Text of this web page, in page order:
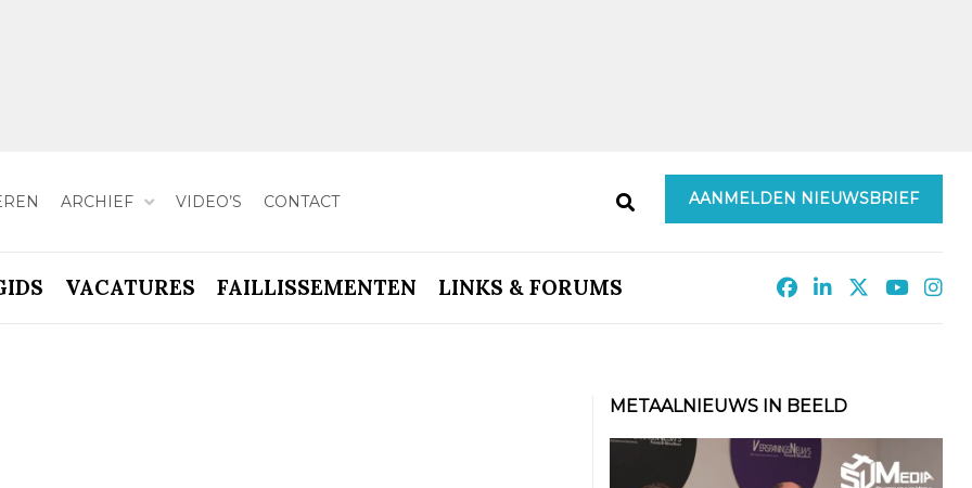
ARCHIEF VIDEO’S CONTACT AANMELDEN NIEUWSBRIEF
VACATURES FAILLISSEMENTEN LINKS & FORUMS
METAALNIEUWS IN BEELD